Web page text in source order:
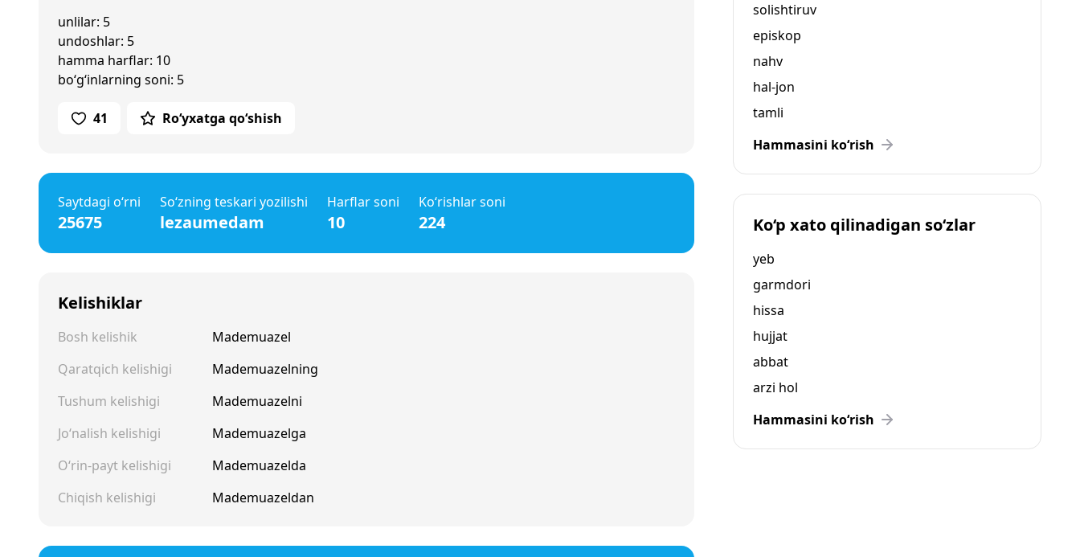
unlilar: 5
undoshlar: 5
hamma harflar: 10
bo‘g‘inlarning soni: 5
41 Ro‘yxatga qo‘shish
Saytdagi o‘rni
25675
So‘zning teskari yozilishi
lezaumedam
Harflar soni
10
Ko‘rishlar soni
224
Kelishiklar
Bosh kelishik
Mademuazel
Qaratqich kelishigi
Mademuazelning
Tushum kelishigi
Mademuazelni
Jo‘nalish kelishigi
Mademuazelga
O‘rin-payt kelishigi
Mademuazelda
Chiqish kelishigi
Mademuazeldan
solishtiruv
episkop
nahv
hal-jon
tamli
Hammasini ko‘rish
Ko‘p xato qilinadigan so‘zlar
yeb
garmdori
hissa
hujjat
abbat
arzi hol
Hammasini ko‘rish